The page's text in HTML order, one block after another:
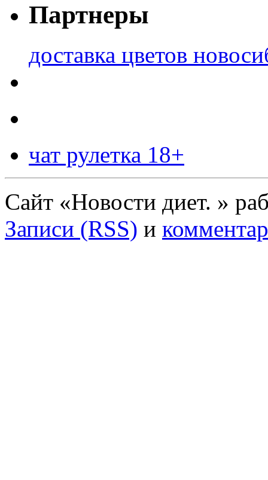
Партнеры
доставка цветов
чат рулетка 18+
Сайт «Новости диет. »
Записи (RSS) и